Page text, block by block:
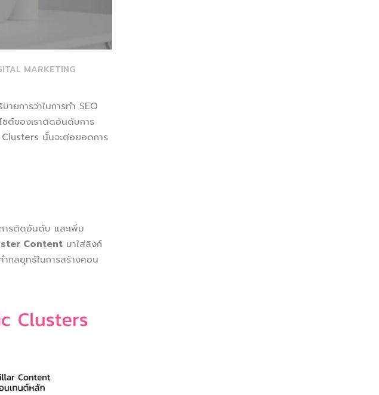
MARKETING
ยการว่าในการทำ SEO
ซต์ของเราติดอันดับการ
Clusters นั้นจะต่อยอดการ
ารติดอันดับ และเพิ่ม
Content มาใส่ลิงก์
ำกลยุทธ์ในการสร้างคอน